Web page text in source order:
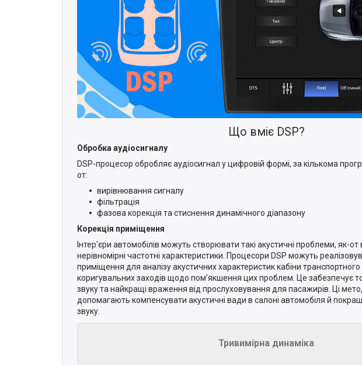
Що вміє DSP?
Обробка аудіосигналу
DSP-процесор обробляє аудіосигнал у цифровій формі, за кількома
от:
вирівнювання сигналу
фільтрація
фазова корекція та стиснення динамічного діапазону
Корекція приміщення
Інтер'єри автомобілів можуть створювати такі акустичні проблеми, як-
нерівномірні частотні характеристики. Процесори DSP можуть
приміщення для аналізу акустичних характеристик кабіни
коригувальних заходів щодо пом'якшення цих проблем. Це забезпечує
звуку та найкращі враження від прослуховування для пасажирів. Ці
допомагають компенсувати акустичні вади в салоні автомобіля й
звуку.
Тривимірна динаміка